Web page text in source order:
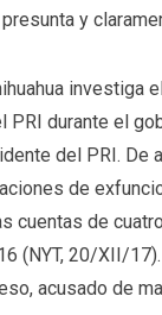
y
durante el
del PRI.
de
cuentas de
(NYT, 20/XII/
acusado de